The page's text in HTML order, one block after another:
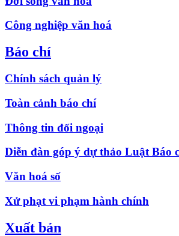
Công nghiệp văn hoá
Báo chí
Chính sách quản lý
Toàn cảnh báo chí
Thông tin đối ngoại
Diễn đàn góp ý dự thảo Luật Báo
Văn hoá số
Xử phạt vi phạm hành chính
Xuất bản